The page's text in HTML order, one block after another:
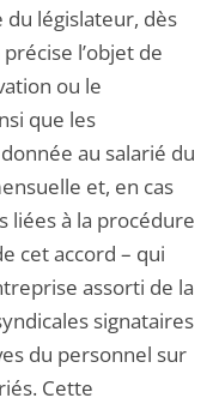
du législateur, dès
l’objet de
ou le
que les
au salarié du
et, en cas
liées à la procédure
cet accord – qui
assorti de la
signataires
du personnel sur
Cette